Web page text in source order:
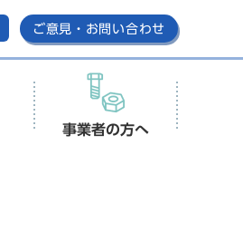
ご意見・お問い合わせ
事業者の方へ